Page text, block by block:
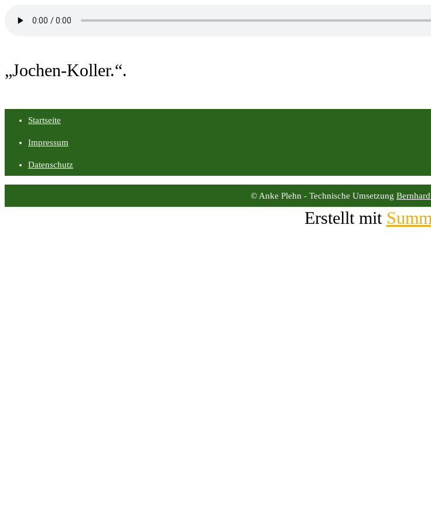
„Jochen-Koller.“.
Startseite
Impressum
Datenschutz
© Anke Plehn - Technische Umsetzung
Erstellt mit